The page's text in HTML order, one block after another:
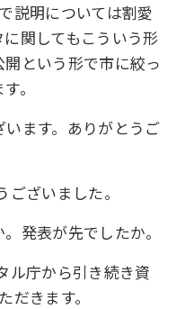
説明については割愛
関してもこういう形
という形で市に絞っ
。
ます。ありがとうご
ざいました。
発表が先でしたか。
ル庁から引き続き資
だきます。